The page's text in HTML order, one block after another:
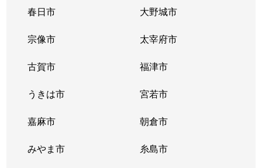
春日市 大野城市
宗像市 太宰府市
古賀市 福津市
うきは市 宮若市
嘉麻市 朝倉市
みやま市 糸島市